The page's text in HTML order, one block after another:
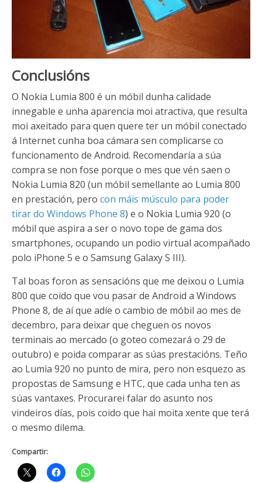
Conclusións
O Nokia Lumia 800 é un móbil dunha calidade
innegable e unha aparencia moi atractiva, que resulta
moi axeitado para quen quere ter un móbil conectado
á Internet cunha boa cámara sen complicarse co
funcionamento de Android. Recomendaría a súa
compra se non fose porque o mes que vén saen o
Nokia Lumia 820 (un móbil semellante ao Lumia 800
en prestación, pero con máis músculo para poder
tirar do Windows Phone 8) e o Nokia Lumia 920 (o
móbil que aspira a ser o novo tope de gama dos
smartphones, ocupando un podio virtual acompañado
polo iPhone 5 e o Samsung Galaxy S III).
Tal boas foron as sensacións que me deixou o Lumia
800 que coido que vou pasar de Android a Windows
Phone 8, de aí que adíe o cambio de móbil ao mes de
decembro, para deixar que cheguen os novos
terminais ao mercado (o goteo comezará o 29 de
outubro) e poida comparar as súas prestacións. Teño
ao Lumia 920 no punto de mira, pero non esquezo as
propostas de Samsung e HTC, que cada unha ten as
súas vantaxes. Procurarei falar do asunto nos
vindeiros días, pois coido que hai moita xente que terá
o mesmo dilema.
Compartir: